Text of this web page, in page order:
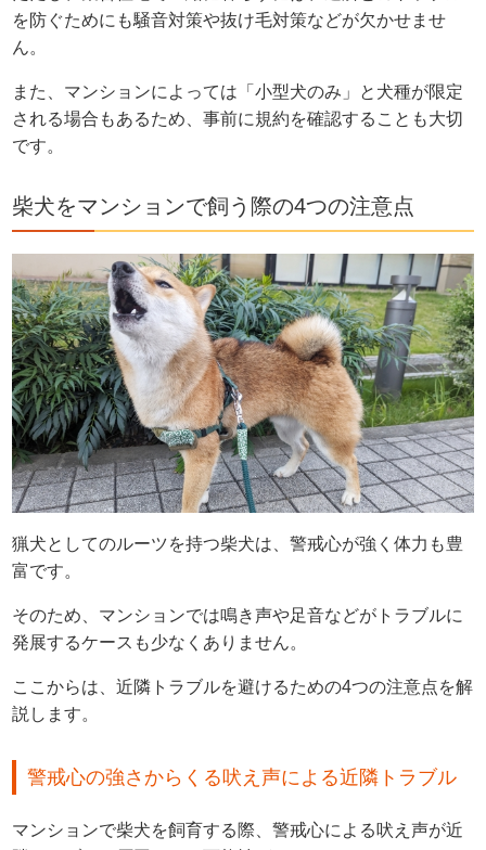
を防ぐためにも騒音対策や抜け毛対策などが欠かせませ
ん。
また、マンションによっては「小型犬のみ」と犬種が限定
される場合もあるため、事前に規約を確認することも大切
です。
柴犬をマンションで飼う際の4つの注意点
猟犬としてのルーツを持つ柴犬は、警戒心が強く体力も豊
富です。
そのため、マンションでは鳴き声や足音などがトラブルに
発展するケースも少なくありません。
ここからは、近隣トラブルを避けるための4つの注意点を解
説します。
警戒心の強さからくる吠え声による近隣トラブル
マンションで柴犬を飼育する際、警戒心による吠え声が近